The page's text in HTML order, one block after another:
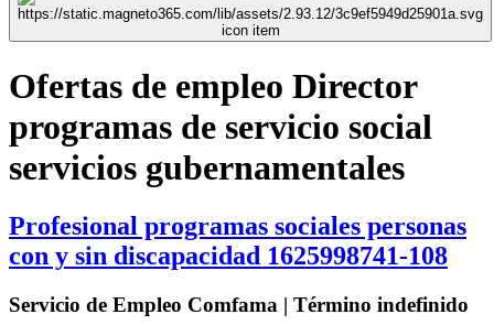
Ofertas de empleo Director
programas de servicio social
servicios gubernamentales
Profesional programas sociales personas
con y sin discapacidad 1625998741-108
Servicio de Empleo Comfama | Término indefinido